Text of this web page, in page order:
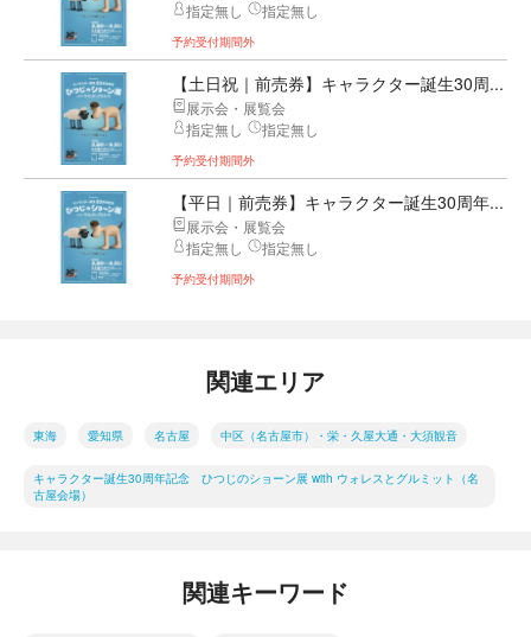
指定無し
指定無し
予約受付期間外
【土日祝｜前売券】キャラクター誕生30周...
展示会・展覧会
指定無し
指定無し
予約受付期間外
【平日｜前売券】キャラクター誕生30周年...
展示会・展覧会
指定無し
指定無し
予約受付期間外
関連エリア
東海 愛知県 名古屋 中区（名古屋市）・栄・久屋大通・大須観音
キャラクター誕生30周年記念 ひつじのショーン展 with ウォレスとグルミット（名
古屋会場）
関連キーワード